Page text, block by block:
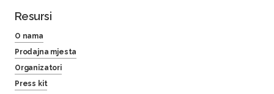
Resursi
O nama
Prodajna mjesta
Organizatori
Press kit